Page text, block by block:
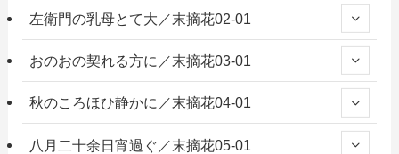
左衛門の乳母とて大／末摘花02-01
おのおの契れる方に／末摘花03-01
秋のころほひ静かに／末摘花04-01
八月二十余日宵過ぐ／末摘花05-01